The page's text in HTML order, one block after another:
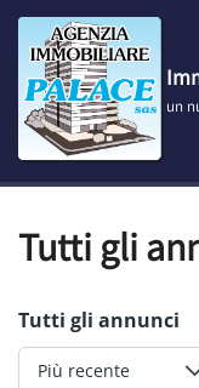
Vai
contenuto
un
Tutti gli
Tutti gli annunci